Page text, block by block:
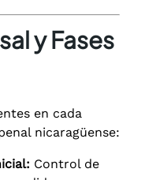
y Fases
en cada
nicaragüense:
Control de